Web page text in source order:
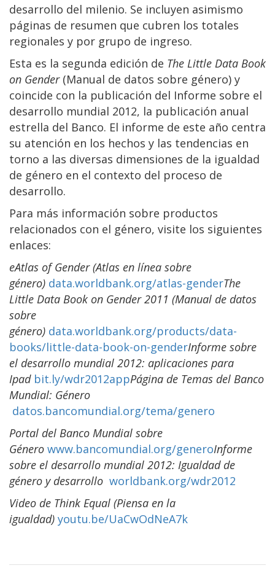
desarrollo del milenio. Se incluyen asimismo
páginas de resumen que cubren los totales
regionales y por grupo de ingreso.
Esta es la segunda edición de The Little Data Book
on Gender(Manual de datos sobre género) y
coincide con la publicación del Informe sobre el
desarrollo mundial 2012, la publicación anual
estrella del Banco. El informe de este año centra
su atención en los hechos y las tendencias en
torno a las diversas dimensiones de la igualdad
de género en el contexto del proceso de
desarrollo.
Para más información sobre productos
relacionados con el género, visite los siguientes
enlaces:
eAtlas of Gender (Atlas en línea sobre
género) data.worldbank.org/atlas-genderThe
Little Data Book on Gender 2011 (Manual de datos
sobre
género) data.worldbank.org/products/data-
books/little-data-book-on-genderInforme sobre
el desarrollo mundial 2012: aplicaciones para
Ipad bit.ly/wdr2012appPágina de Temas del Banco
Mundial: Género
datos.bancomundial.org/tema/genero
Portal del Banco Mundial sobre
Género www.bancomundial.org/generoInforme
sobre el desarrollo mundial 2012: Igualdad de
género y desarrollo worldbank.org/wdr2012
Video de Think Equal (Piensa en la
igualdad) youtu.be/UaCwOdNeA7k